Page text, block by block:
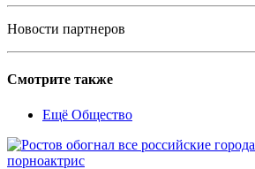
Новости партнеров
Смотрите также
Ещё Общество